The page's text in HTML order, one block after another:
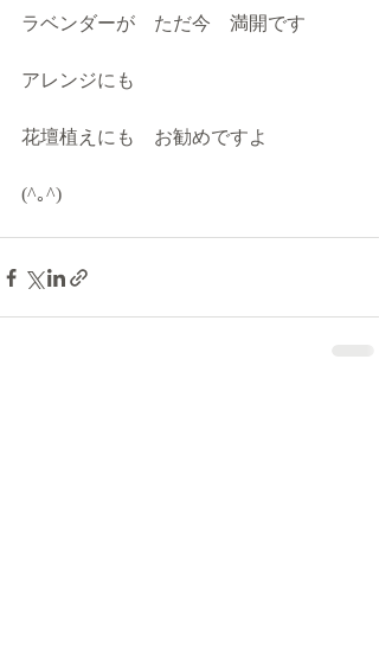
ラベンダーが　ただ今　満開です
アレンジにも
花壇植えにも　お勧めですよ
(^｡^)